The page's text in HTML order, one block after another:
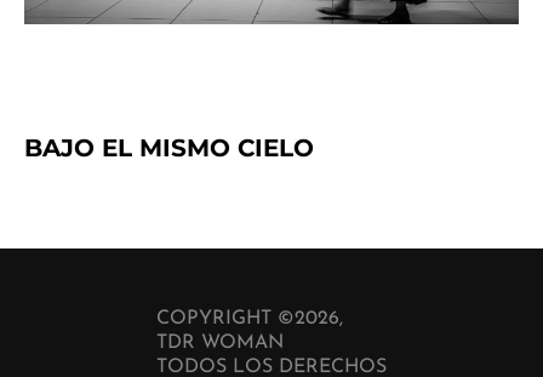
BAJO EL MISMO CIELO
COPYRIGHT ©2026,
TDR WOMAN
TODOS LOS DERECHOS